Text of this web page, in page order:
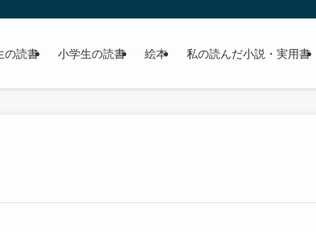
の読書 小学生の読書 絵本 私の読んだ小説・実用書